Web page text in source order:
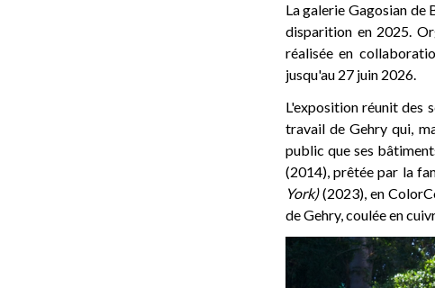
La galerie Gagosian de
disparition en 2025.
réalisée en
jusqu'au 27 juin 2026.
L'exposition réunit des
travail de Gehry qui,
public que ses
(2014), prêtée par la
York)(2023), en
de Gehry, coulée en